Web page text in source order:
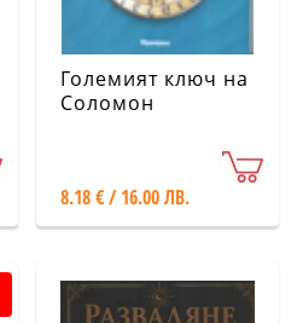
Големият ключ на
Соломон
8.18 € / 16.00 ЛВ.